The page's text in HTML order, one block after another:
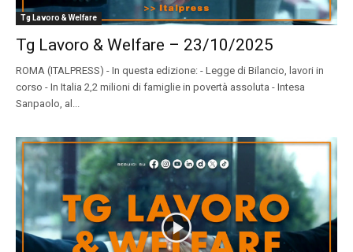
Tg Lavoro & Welfare
Tg Lavoro & Welfare – 23/10/2025
ROMA (ITALPRESS) - In questa edizione: - Legge di Bilancio, lavori in
corso - In Italia 2,2 milioni di famiglie in povertà assoluta - Intesa
Sanpaolo, al...